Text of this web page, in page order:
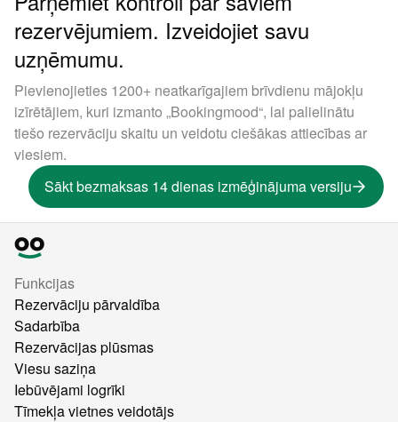
rezervējumiem. Izveidojiet savu
uzņēmumu.
Pievienojieties 1200+ neatkarīgajiem brīvdienu mājokļu
izīrētājiem, kuri izmanto „Bookingmood“, lai palielinātu
tiešo rezervāciju skaitu un veidotu ciešākas attiecības ar
viesiem.
Sākt bezmaksas 14 dienas izmēģinājuma versiju
Funkcijas
Rezervāciju pārvaldība
Sadarbība
Rezervācijas plūsmas
Viesu saziņa
Iebūvējami logrīki
Tīmekļa vietnes veidotājs